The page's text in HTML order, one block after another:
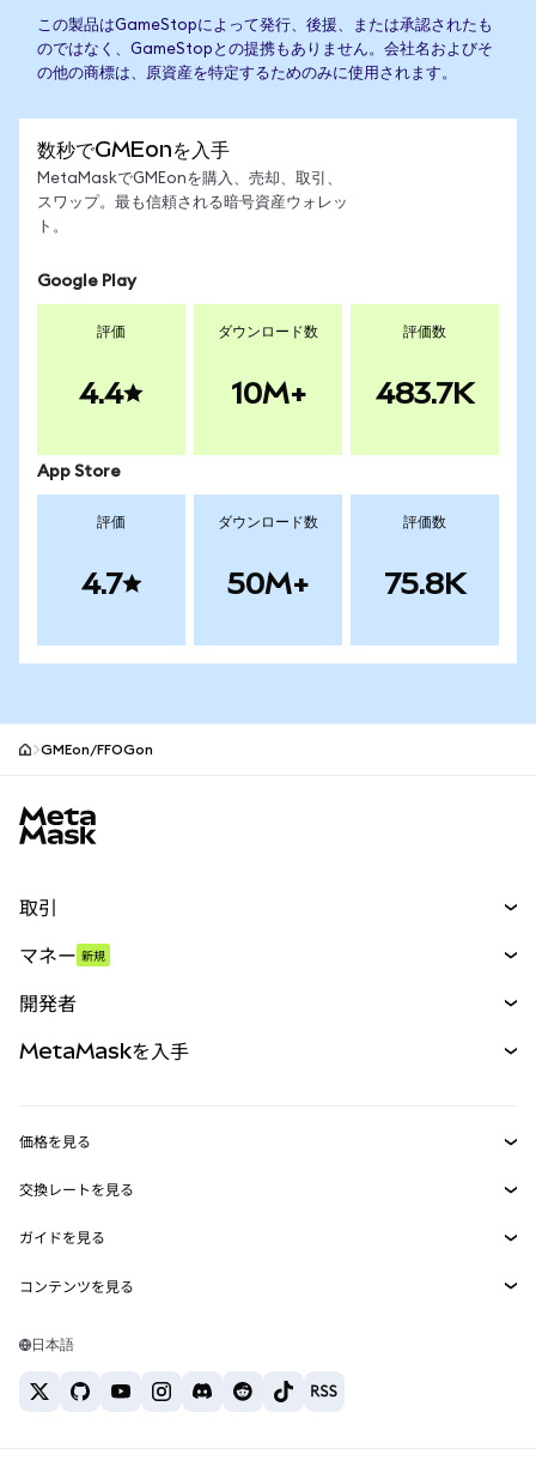
この製品はGameStopによって発行、後援、または承認されたも
のではなく、GameStopとの提携もありません。会社名およびそ
の他の商標は、原資産を特定するためのみに使用されます。
数秒でGMEonを入手
MetaMaskでGMEonを購入、売却、取引、
スワップ。最も信頼される暗号資産ウォレッ
ト。
Google Play
評価
4.4
ダウンロード数
10M+
評価数
483.7K
App Store
評価
4.7
ダウンロード数
50M+
評価数
75.8K
GMEon/FFOGon
取引
パーペチュアル
RWA
マネー 新規
開発者
MetaMask Connect
Snaps
Web3サービス
MetaMaskを入手
セキュリティ
サポート
キャリア
お問い合わせ
価格を見る
イーサリアムの価格
Solanaの価格
Tetherの価格
交換レートを見る
ETH→USD
USDT→INR
BTC→INR
ETH→USDT
ガイドを見る
ETHの購入
USDTの購入
コンテンツを見る
Solanaウォレット
日本語